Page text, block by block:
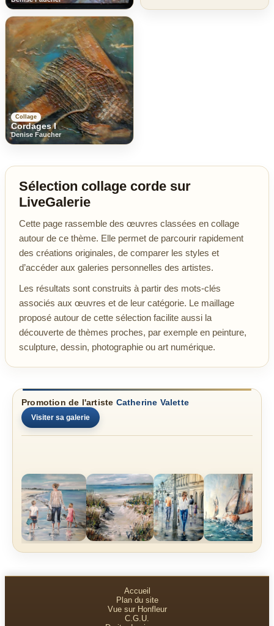
Collage
Cordages I
Denise Faucher
Sélection collage corde sur
LiveGalerie
Cette page rassemble des œuvres classées en collage
autour de ce thème. Elle permet de parcourir rapidement
des créations originales, de comparer les styles et
d’accéder aux galeries personnelles des artistes.
Les résultats sont construits à partir des mots-clés
associés aux œuvres et de leur catégorie. Le maillage
proposé autour de cette sélection facilite aussi la
découverte de thèmes proches, par exemple en peinture,
sculpture, dessin, photographie ou art numérique.
Promotion de l'artiste Catherine Valette
Visiter sa galerie
Accueil
Plan du site
Vue sur Honfleur
C.G.U.